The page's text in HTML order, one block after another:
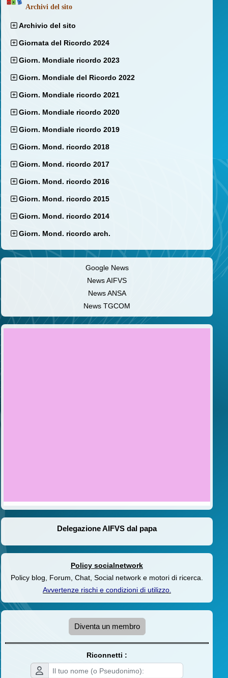
Archivi del sito
Archivio del sito
Giornata del Ricordo 2024
Giorn. Mondiale ricordo 2023
Giorn. Mondiale del Ricordo 2022
Giorn. Mondiale ricordo 2021
Giorn. Mondiale ricordo 2020
Giorn. Mondiale ricordo 2019
Giorn. Mond. ricordo 2018
Giorn. Mond. ricordo 2017
Giorn. Mond. ricordo 2016
Giorn. Mond. ricordo 2015
Giorn. Mond. ricordo 2014
Giorn. Mond. ricordo arch.
Google News
News AIFVS
News ANSA
News TGCOM
Delegazione AIFVS dal papa
Policy socialnetwork
Policy blog, Forum, Chat, Social network e motori di ricerca.
Avvertenze rischi e condizioni di utilizzo.
Diventa un membro
Riconnetti :